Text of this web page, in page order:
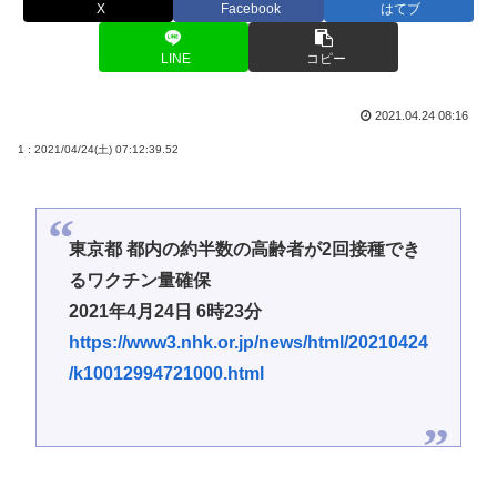
X Facebook はてブ
LINE コピー
2021.04.24 08:16
1 : 2021/04/24(土) 07:12:39.52
東京都 都内の約半数の高齢者が2回接種でき
るワクチン量確保
2021年4月24日 6時23分
https://www3.nhk.or.jp/news/html/20210424
/k10012994721000.html